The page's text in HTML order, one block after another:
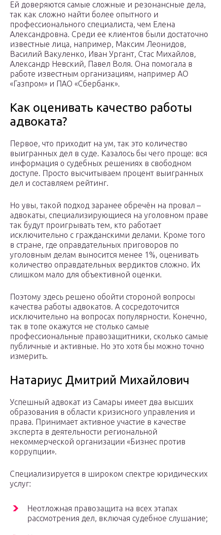
Ей доверяются самые сложные и резонансные дела,
так как сложно найти более опытного и
профессионального специалиста, чем Елена
Александровна. Среди ее клиентов были достаточно
известные лица, например, Максим Леонидов,
Василий Вакуленко, Иван Ургант, Стас Михайлов,
Александр Невский, Павел Воля. Она помогала в
работе известным организациям, например АО
«Газпром» и ПАО «Сбербанк».
Как оценивать качество работы
адвоката?
Первое, что приходит на ум, так это количество
выигранных дел в суде. Казалось бы чего проще: вся
информация о судебных решениях в свободном
доступе. Просто высчитываем процент выигранных
дел и составляем рейтинг.
Но увы, такой подход заранее обречён на провал –
адвокаты, специализирующиеся на уголовном праве
так будут проигрывать тем, кто работает
исключительно с гражданскими делами. Кроме того
в стране, где оправдательных приговоров по
уголовным делам выносится менее 1%, оценивать
количество оправдательных вердиктов сложно. Их
слишком мало для объективной оценки.
Поэтому здесь решено обойти стороной вопросы
качества работы адвокатов. А сосредоточится
исключительно на вопросах популярности. Конечно,
так в топе окажутся не столько самые
профессиональные правозащитники, сколько самые
публичные и активные. Но это хотя бы можно точно
измерить.
Натариус Дмитрий Михайлович
Успешный адвокат из Самары имеет два высших
образования в области кризисного управления и
права. Принимает активное участие в качестве
эксперта в деятельности региональной
некоммерческой организации «Бизнес против
коррупции».
Специализируется в широком спектре юридических
услуг:
Неотложная правозащита на всех этапах
рассмотрения дел, включая судебное слушание;